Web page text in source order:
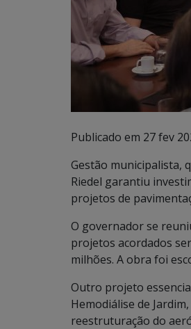
Publicado em 27 fev
Gestão municipalista,
Riedel garantiu
projetos de
O governador se
projetos acordados
milhões. A obra foi
Outro projeto
Hemodiálise de
reestruturação do